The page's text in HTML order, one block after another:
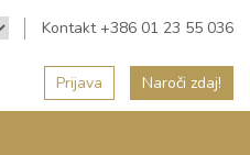
Kontakt +386 01 23 55 036
Prijava Naroči zdaj!